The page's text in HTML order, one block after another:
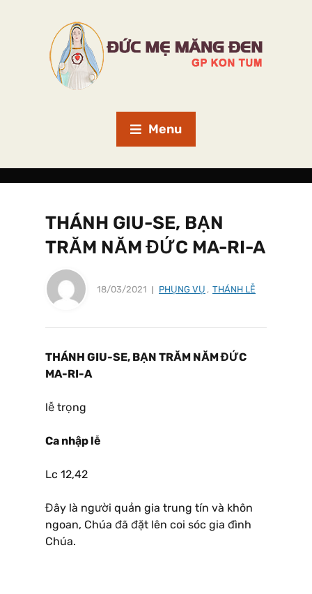
Menu
THÁNH GIU-SE, BẠN
TRĂM NĂM ĐỨC MA-RI-A
18/03/2021 PHỤNG VỤ , THÁNH LỄ
THÁNH GIU-SE, BẠN TRĂM NĂM ĐỨC
MA-RI-A
lễ trọng
Ca nhập lễ
Lc 12,42
Đây là người quản gia trung tín và khôn
ngoan, Chúa đã đặt lên coi sóc gia đình
Chúa.